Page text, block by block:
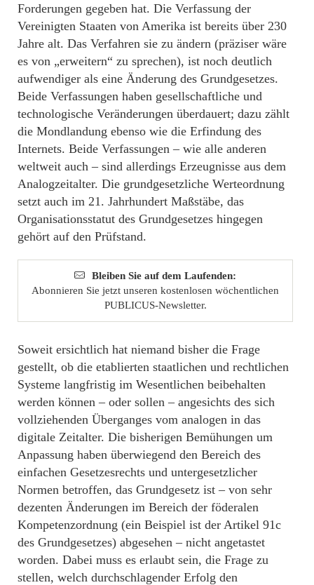
Forderungen gegeben hat. Die Verfassung der
Vereinigten Staaten von Amerika ist bereits über 230
Jahre alt. Das Verfahren sie zu ändern (präziser wäre
es von „erweitern“ zu sprechen), ist noch deutlich
aufwendiger als eine Änderung des Grundgesetzes.
Beide Verfassungen haben gesellschaftliche und
technologische Veränderungen überdauert; dazu zählt
die Mondlandung ebenso wie die Erfindung des
Internets. Beide Verfassungen – wie alle anderen
weltweit auch – sind allerdings Erzeugnisse aus dem
Analogzeitalter. Die grundgesetzliche Werteordnung
setzt auch im 21. Jahrhundert Maßstäbe, das
Organisationsstatut des Grundgesetzes hingegen
gehört auf den Prüfstand.
Bleiben Sie auf dem Laufenden:
Abonnieren Sie jetzt unseren kostenlosen wöchentlichen
PUBLICUS-Newsletter.
Soweit ersichtlich hat niemand bisher die Frage
gestellt, ob die etablierten staatlichen und rechtlichen
Systeme langfristig im Wesentlichen beibehalten
werden können – oder sollen – angesichts des sich
vollziehenden Überganges vom analogen in das
digitale Zeitalter. Die bisherigen Bemühungen um
Anpassung haben überwiegend den Bereich des
einfachen Gesetzesrechts und untergesetzlicher
Normen betroffen, das Grundgesetz ist – von sehr
dezenten Änderungen im Bereich der föderalen
Kompetenzordnung (ein Beispiel ist der Artikel 91c
des Grundgesetzes) abgesehen – nicht angetastet
worden. Dabei muss es erlaubt sein, die Frage zu
stellen, welch durchschlagender Erfolg den